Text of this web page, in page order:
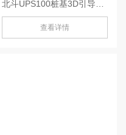
查看详情